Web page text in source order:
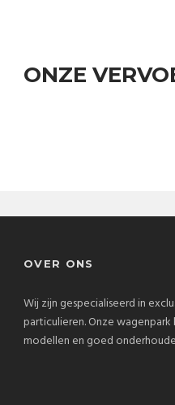
ONZE
OVER ONS
Wij zijn gespecialiseerd in
particulieren. Onze
modellen en goed